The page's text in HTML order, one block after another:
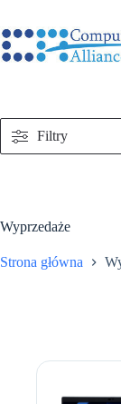
treści
Wyprzedaże
Strona główna
Filtry